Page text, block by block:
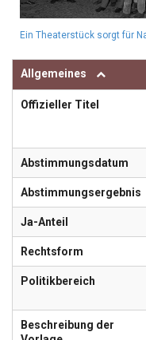
Ein Theaterstück sorgt für
Allgemeines
Offizieller Titel
Abstimmungsdatum
Abstimmungsergebnis
Ja-Anteil
Rechtsform
Politikbereich
Beschreibung der